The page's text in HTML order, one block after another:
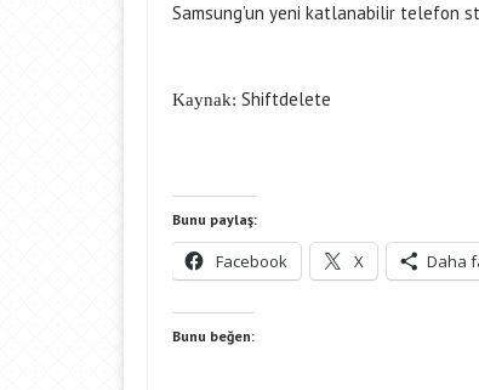
Samsung’un yeni katlanabilir telefon
Kaynak: Shiftdelete
Bunu paylaş:
Facebook X Daha
Bunu beğen: